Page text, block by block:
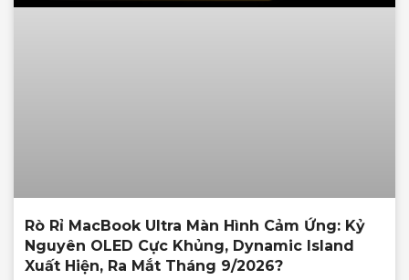
Rò Rỉ MacBook Ultra Màn Hình Cảm Ứng: Kỷ
Nguyên OLED Cực Khủng, Dynamic Island
Xuất Hiện, Ra Mắt Tháng 9/2026?